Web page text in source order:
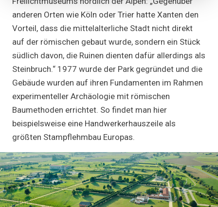
anderen Orten wie Köln oder Trier hatte Xanten den
Vorteil, dass die mittelalterliche Stadt nicht direkt
auf der römischen gebaut wurde, sondern ein Stück
südlich davon, die Ruinen dienten dafür allerdings als
Steinbruch.“ 1977 wurde der Park gegründet und die
Gebäude wurden auf ihren Fundamenten im Rahmen
experimenteller Archäologie mit römischen
Baumethoden errichtet. So findet man hier
beispielsweise eine Handwerkerhauszeile als
größten Stampflehmbau Europas.